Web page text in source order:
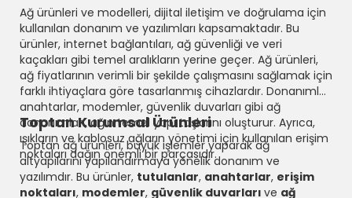
Ağ ürünleri ve modelleri, dijital iletişim ve doğrulama için
kullanılan donanım ve yazılımları kapsamaktadır. Bu
ürünler, internet bağlantıları, ağ güvenliği ve veri
kaçakları gibi temel aralıkların yerine geçer. Ağ ürünleri,
ağ fiyatlarının verimli bir şekilde çalışmasını sağlamak için
farklı ihtiyaçlara göre tasarlanmış cihazlardır. Donanımlar,
anahtarlar, modemler, güvenlik duvarları gibi ağ
donanımları, ağın temel yapı taşlarını oluşturur. Ayrıca,
ışıkların ve kablosuz ağların yönetimi için kullanılan erişim
noktaları dağın önemli bir parçasıdır.
Toptan Kurumsal Ürünleri
Toptan ağ ürünleri, büyük işlemler yaparak ağ
altyapılarını yapılandırmaya yönelik donanım ve
yazılımdır. Bu ürünler, tutulanlar, anahtarlar, erişim
noktaları, modemler, güvenlik duvarları ve ağ